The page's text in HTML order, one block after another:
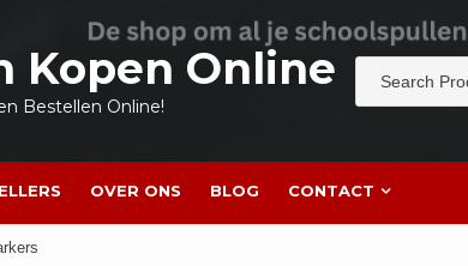
Kopen Online
Bestellen Online!
OVER ONS BLOG CONTACT